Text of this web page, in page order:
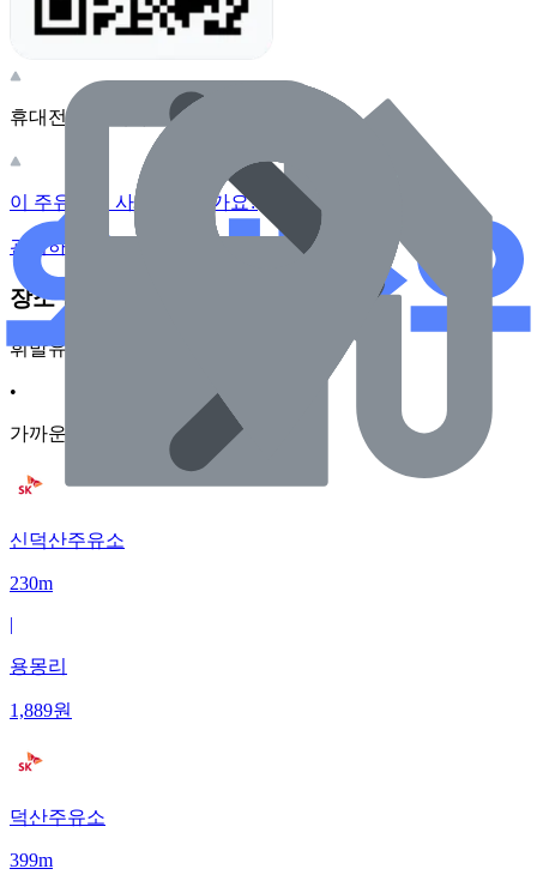
휴대전화 카메라로 찍어보세요
이 주유소의 사장님이신가요?
관리하기
장소 근처 주유소
휘발유
•
가까운순
신덕산주유소
230m
|
용몽리
1,889원
덕산주유소
399m